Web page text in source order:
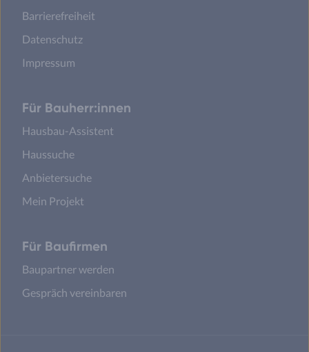
Barrierefreiheit
Datenschutz
Impressum
Für Bauherr:innen
Hausbau-Assistent
Haussuche
Anbietersuche
Mein Projekt
Für Baufirmen
Baupartner werden
Gespräch vereinbaren